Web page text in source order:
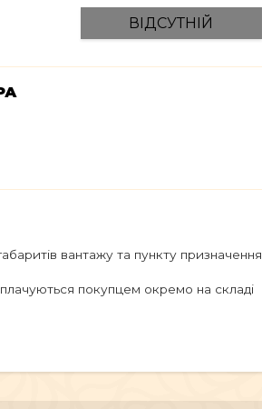
ВІДСУТНІЙ
вантажу та пункту призначення
покупцем окремо на складі